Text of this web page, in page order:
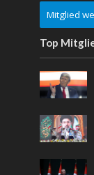
Mitglied
Top